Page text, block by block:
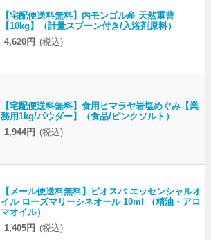
【宅配便送料無料】内モンゴル産 天然重曹
【10kg】（計量スプーン付き/入浴剤原料）
4,620円 (税込)
【宅配便送料無料】食用ヒマラヤ岩塩めぐみ【業
務用1kg/パウダー】（食品/ピンクソルト）
1,944円 (税込)
【メール便送料無料】ビオスパ エッセンシャルオ
イル ローズマリーシネオール 10ml （精油・アロ
マオイル）
1,405円 (税込)